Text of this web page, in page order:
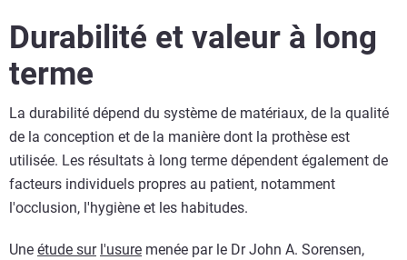
Durabilité et valeur à long
terme
La durabilité dépend du système de matériaux, de la qualité
de la conception et de la manière dont la prothèse est
utilisée. Les résultats à long terme dépendent également de
facteurs individuels propres au patient, notamment
l'occlusion, l'hygiène et les habitudes.
Une étude sur l'usure menée par le Dr John A. Sorensen,